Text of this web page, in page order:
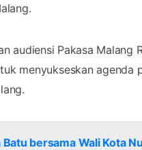
audiensi Pakasa Malang
menyukseskan agenda
bersama Wali Kota